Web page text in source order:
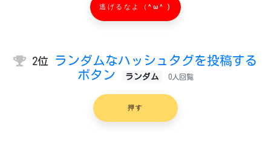
逃げるなよ（^ω^ )
2位
ランダムなハッシュタグを投稿する
ボタン
ランダム 0人回覧
押す